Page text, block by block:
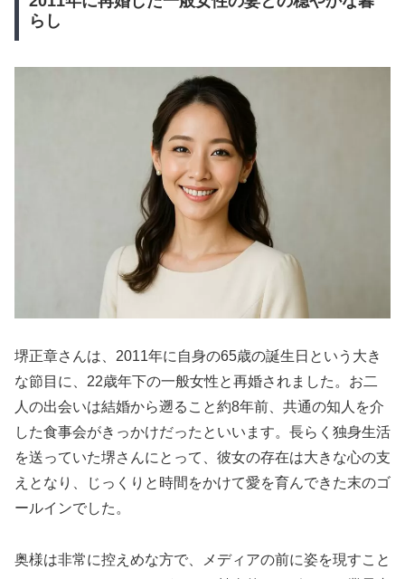
らし
堺正章さんは、2011年に自身の65歳の誕生日という大き
な節目に、22歳年下の一般女性と再婚されました。お二
人の出会いは結婚から遡ること約8年前、共通の知人を介
した食事会がきっかけだったといいます。長らく独身生活
を送っていた堺さんにとって、彼女の存在は大きな心の支
えとなり、じっくりと時間をかけて愛を育んできた末のゴ
ールインでした。
奥様は非常に控えめな方で、メディアの前に姿を現すこと